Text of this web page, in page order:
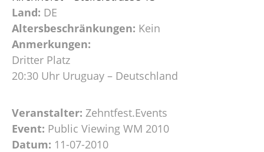
Land: DE
Altersbeschränkungen: Kein
Anmerkungen:
Dritter Platz
20:30 Uhr Uruguay – Deutschland
Veranstalter: Zehntfest.Events
Event: Public Viewing WM 2010
Datum: 11-07-2010